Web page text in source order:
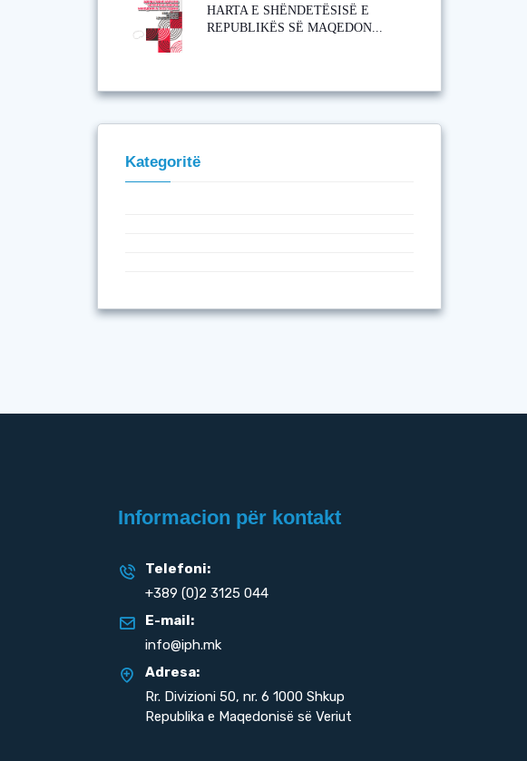
HARTA E SHËNDETËSISË E
REPUBLIKËS SË MAQEDON...
Kategoritë
Informacion për kontakt
Telefoni:
+389 (0)2 3125 044
E-mail:
info@iph.mk
Adresa:
Rr. Divizioni 50, nr. 6 1000 Shkup
Republika e Maqedonisë së Veriut